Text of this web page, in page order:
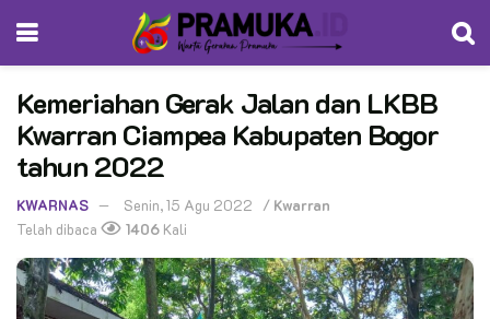
Kemeriahan Gerak Jalan dan LKBB
Kwarran Ciampea Kabupaten Bogor
tahun 2022
KWARNAS Senin, 15 Agu 2022 / Kwarran
Telah dibaca
1406 Kali